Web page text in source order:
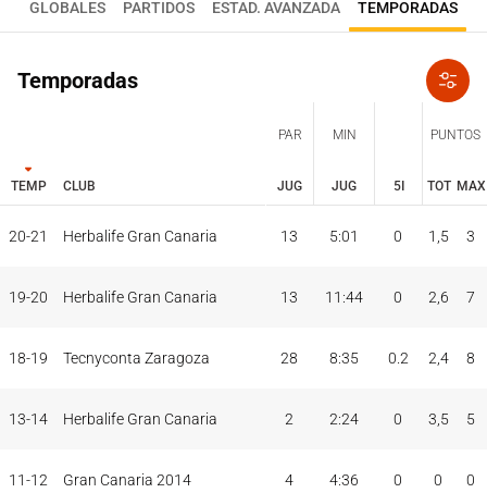
GLOBALES PARTIDOS ESTAD. AVANZADA TEMPORADAS
Temporadas
TEMP CLUB
PAR MIN
5I
PUNTOS
JUG JUG TOT MAX
TEMP CLUB
PAR MIN
5I
PUNTOS
20-21 Herbalife Gran Canaria 13 5:01 0 1,5 3
19-20 Herbalife Gran Canaria 13 11:44 0 2,6 7
18-19 Tecnyconta Zaragoza 28 8:35 0.2 2,4 8
13-14 Herbalife Gran Canaria 2 2:24 0 3,5 5
11-12 Gran Canaria 2014 4 4:36 0 0 0